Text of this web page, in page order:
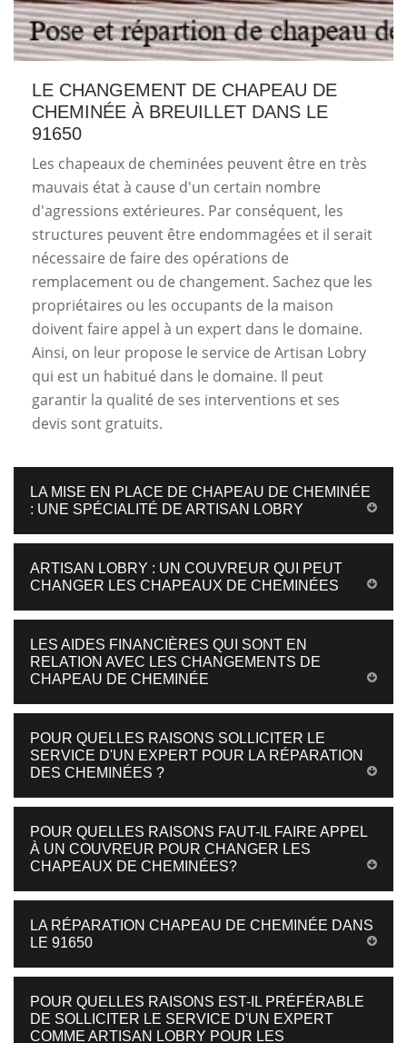
LE CHANGEMENT DE CHAPEAU DE
CHEMINÉE À BREUILLET DANS LE
91650
Les chapeaux de cheminées peuvent être en très
mauvais état à cause d'un certain nombre
d'agressions extérieures. Par conséquent, les
structures peuvent être endommagées et il serait
nécessaire de faire des opérations de
remplacement ou de changement. Sachez que les
propriétaires ou les occupants de la maison
doivent faire appel à un expert dans le domaine.
Ainsi, on leur propose le service de Artisan Lobry
qui est un habitué dans le domaine. Il peut
garantir la qualité de ses interventions et ses
devis sont gratuits.
LA MISE EN PLACE DE CHAPEAU DE CHEMINÉE
: UNE SPÉCIALITÉ DE ARTISAN LOBRY
ARTISAN LOBRY : UN COUVREUR QUI PEUT
CHANGER LES CHAPEAUX DE CHEMINÉES
LES AIDES FINANCIÈRES QUI SONT EN
RELATION AVEC LES CHANGEMENTS DE
CHAPEAU DE CHEMINÉE
POUR QUELLES RAISONS SOLLICITER LE
SERVICE D'UN EXPERT POUR LA RÉPARATION
DES CHEMINÉES ?
POUR QUELLES RAISONS FAUT-IL FAIRE APPEL
À UN COUVREUR POUR CHANGER LES
CHAPEAUX DE CHEMINÉES?
LA RÉPARATION CHAPEAU DE CHEMINÉE DANS
LE 91650
POUR QUELLES RAISONS EST-IL PRÉFÉRABLE
DE SOLLICITER LE SERVICE D'UN EXPERT
COMME ARTISAN LOBRY POUR LES